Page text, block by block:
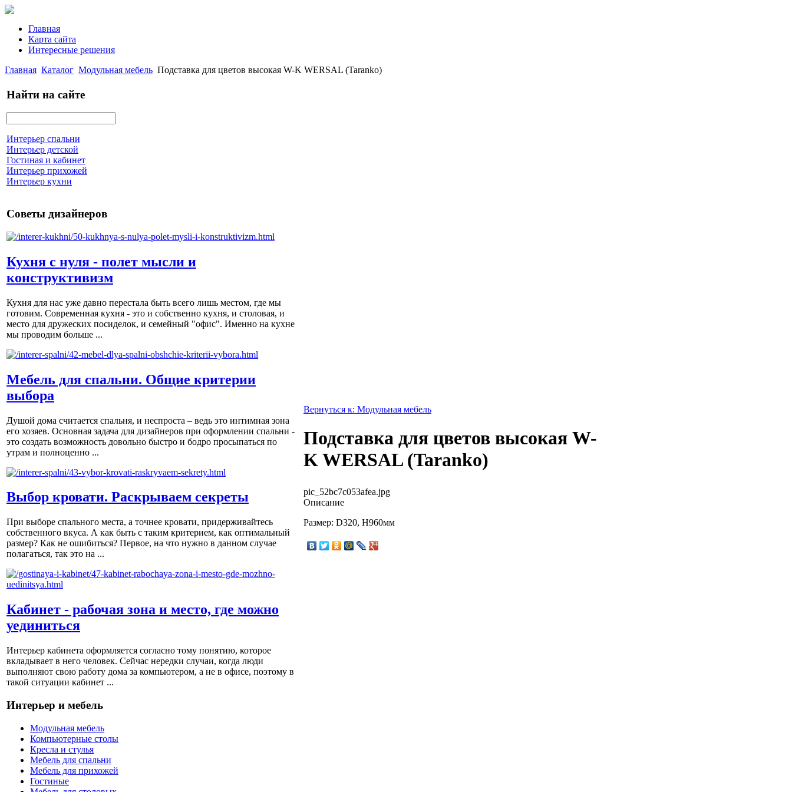
Главная
Карта сайта
Интересные решения
Главная Каталог Модульная мебель Подставка для цветов высокая W-K WERSAL (Taranko)
Найти на сайте
Интерьер спальни
Интерьер детской
Гостиная и кабинет
Интерьер прихожей
Интерьер кухни
Советы дизайнеров
Кухня с нуля - полет мысли и
конструктивизм
Кухня для нас уже давно перестала быть всего лишь местом, где мы
готовим. Современная кухня - это и собственно кухня, и столовая, и
место для дружеских посиделок, и семейный "офис". Именно на кухне
мы проводим больше ...
Мебель для спальни. Общие критерии
выбора
Душой дома считается спальня, и неспроста – ведь это интимная зона
его хозяев. Основная задача для дизайнеров при оформлении спальни -
это создать возможность довольно быстро и бодро просыпаться по
утрам и полноценно ...
Выбор кровати. Раскрываем секреты
При выборе спального места, а точнее кровати, придерживайтесь
собственного вкуса. А как быть с таким критерием, как оптимальный
размер? Как не ошибиться? Первое, на что нужно в данном случае
полагаться, так это на ...
Кабинет - рабочая зона и место, где можно
уединиться
Интерьер кабинета оформляется согласно тому понятию, которое
вкладывает в него человек. Сейчас нередки случаи, когда люди
выполняют свою работу дома за компьютером, а не в офисе, поэтому в
такой ситуации кабинет ...
Интерьер и мебель
Модульная мебель
Компьютерные столы
Кресла и стулья
Мебель для спальни
Мебель для прихожей
Гостиные
Вернуться к: Модульная мебель
Подставка для цветов высокая W-
K WERSAL (Taranko)
pic_52bc7c053afea.jpg
Описание
Размер: D320, H960мм